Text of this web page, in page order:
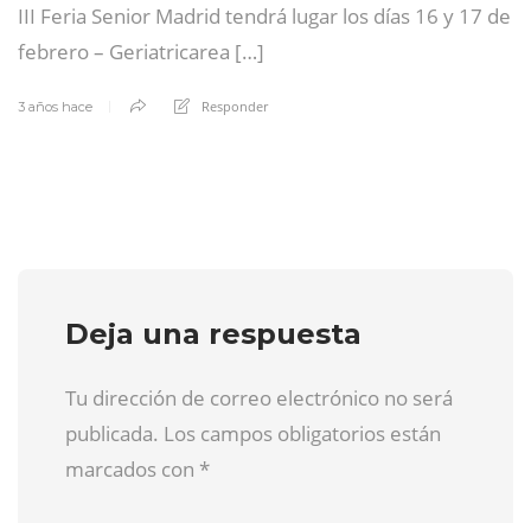
III Feria Senior Madrid tendrá lugar los días 16 y 17 de
febrero – Geriatricarea […]
3 años hace Responder
Deja una respuesta
Tu dirección de correo electrónico no será
publicada. Los campos obligatorios están
marcados con *